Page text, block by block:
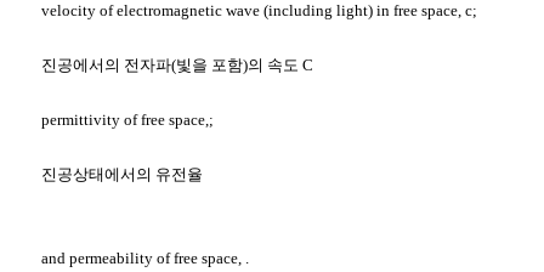
velocity of electromagnetic wave (including light) in free space, c;
진공에서의 전자파(빛을 포함)의 속도 C
permittivity of free space,;
진공상태에서의 유전율
and permeability of free space, .